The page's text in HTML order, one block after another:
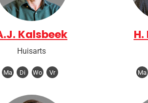
Kalsbeek
Huisarts
Ma Di Wo Vr Ma